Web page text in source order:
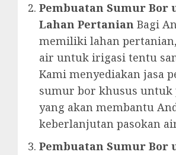
Pembuatan Sumur Bor
Lahan Pertanian Bagi
memiliki lahan
air untuk irigasi tentu
Kami menyediakan jasa
sumur bor khusus untuk
yang akan membantu
keberlanjutan pasokan
Pembuatan Sumur Bor